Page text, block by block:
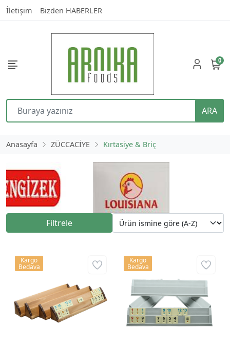
İletişim Bizden HABERLER
ARA
0
Anasayfa ZÜCCACİYE Kırtasiye & Briç
Filtrele
Kargo
Bedava
Kargo
Bedava